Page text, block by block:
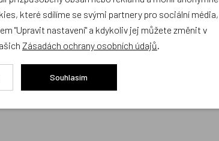
které sdílíme se svými partnery pro sociální média,
"Upravit nastavení" a kdykoliv jej můžete změnit v
Zásadách ochrany osobních údajů.
Souhlasím